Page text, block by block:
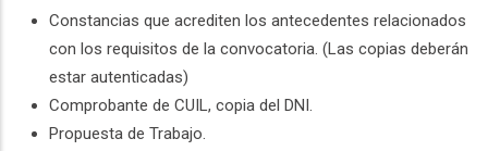
Constancias que acrediten los antecedentes relacionados
con los requisitos de la convocatoria. (Las copias deberán
estar autenticadas)
Comprobante de CUIL, copia del DNI.
Propuesta de Trabajo.